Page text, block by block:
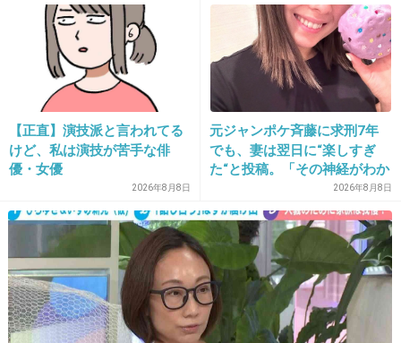
16. 匿名2016/04/27(水) 18:20:24
あまり似合ってないねｗサングラスなくていい
出典：ldh-times.com
+1282 -33
【正直】演技派と言われてる
けど、私は演技が苦手な俳
優・女優
2026年8月8日
元ジャンポケ斉藤に求刑7年
でも、妻は翌日に“楽しすぎ
た“と投稿。「その神経がわか
2026年8月8日